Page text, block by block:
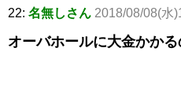
22: 名無しさん 2018/08/08(水
オーバホールに大金かか